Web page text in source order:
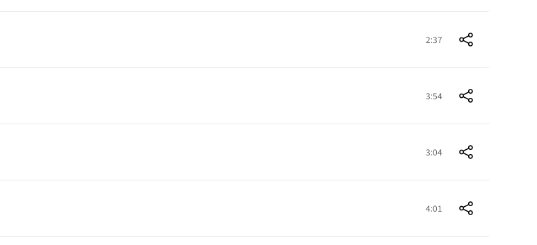
2:37
3:54
3:04
4:01